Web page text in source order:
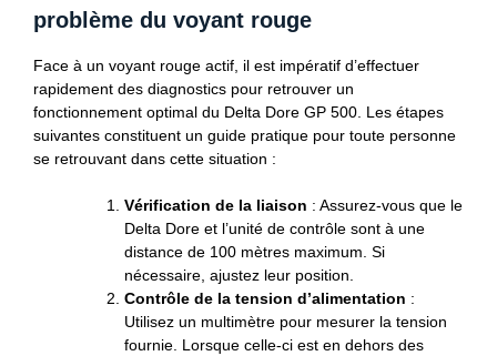
problème du voyant rouge
Face à un voyant rouge actif, il est impératif d’effectuer
rapidement des diagnostics pour retrouver un
fonctionnement optimal du Delta Dore GP 500. Les étapes
suivantes constituent un guide pratique pour toute personne
se retrouvant dans cette situation :
Vérification de la liaison : Assurez-vous que le
Delta Dore et l’unité de contrôle sont à une
distance de 100 mètres maximum. Si
nécessaire, ajustez leur position.
Contrôle de la tension d’alimentation :
Utilisez un multimètre pour mesurer la tension
fournie. Lorsque celle-ci est en dehors des